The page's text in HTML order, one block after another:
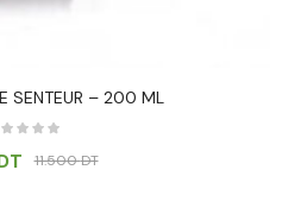
SENTEUR – 200 ML
11.500DT